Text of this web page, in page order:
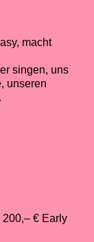
macht
singen, uns
unseren
200,– € Early